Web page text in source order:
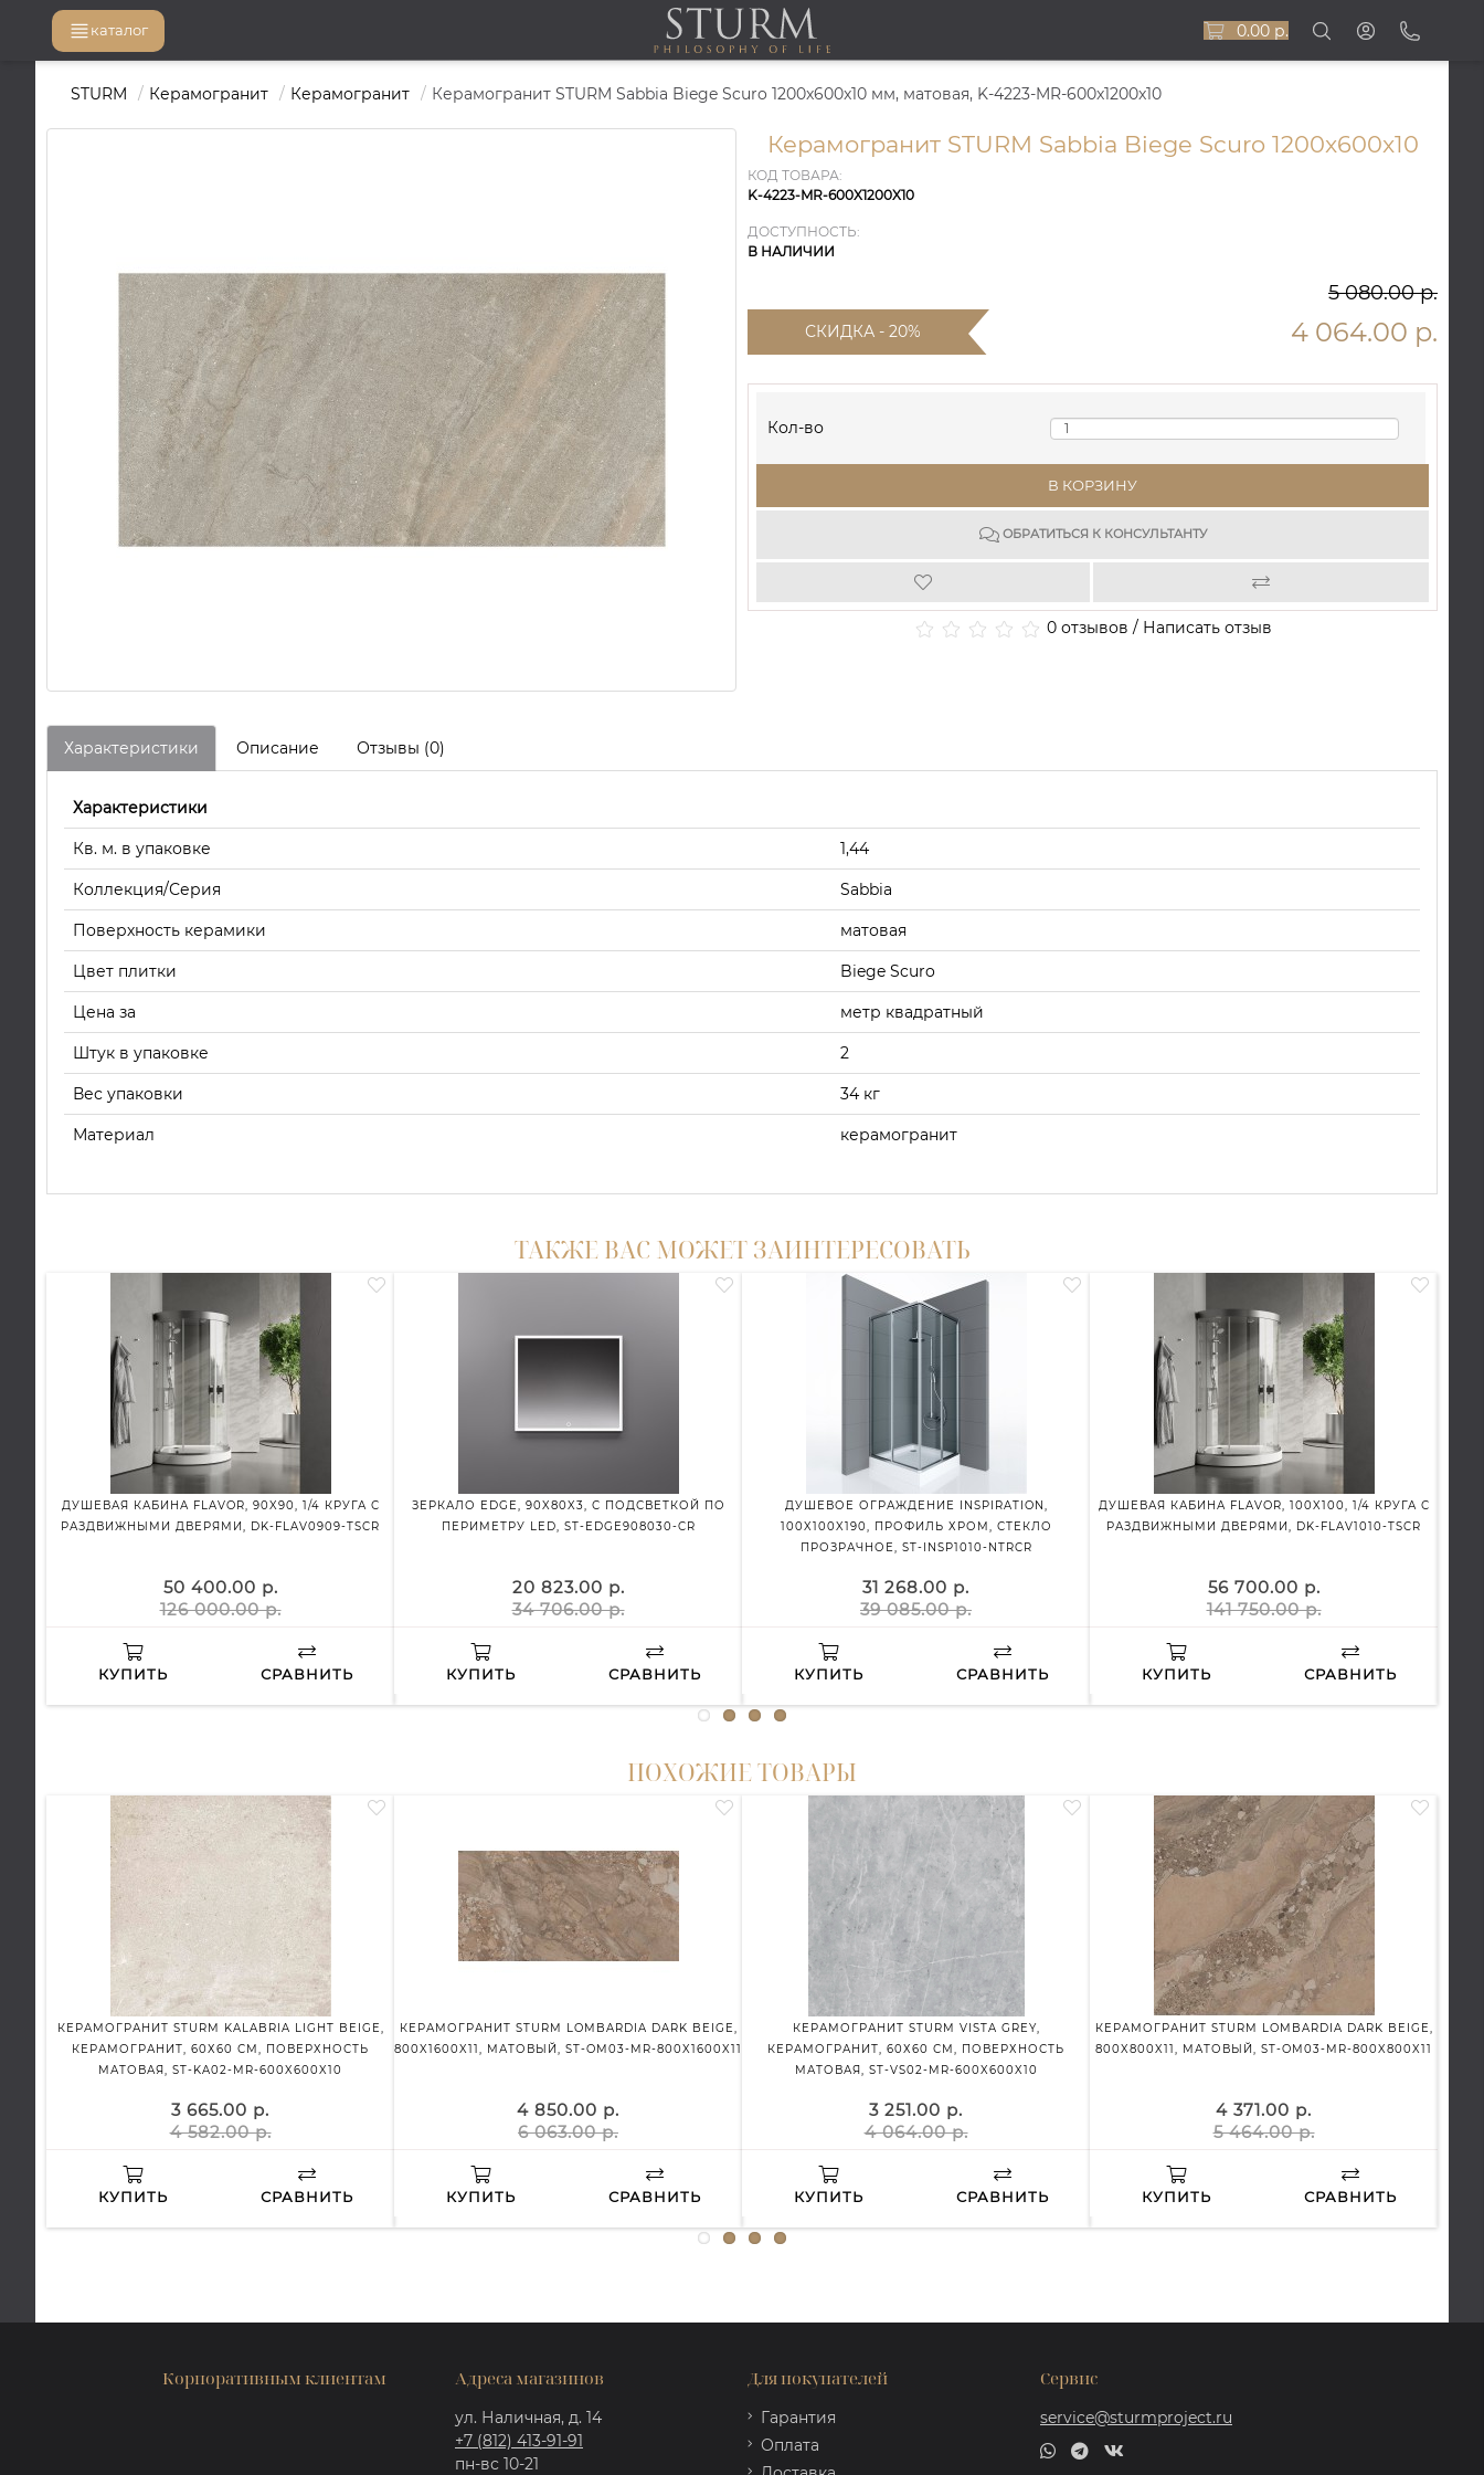
каталог 0.00 р.
STURM Керамогранит Керамогранит Керамогранит STURM Sabbia Biege Scuro 1200x600x10 мм, матовая, K-4223-MR-600x1200x10
Керамогранит STURM Sabbia Biege Scuro 1200x600x10
КОД ТОВАРА:
K-4223-MR-600X1200X10
ДОСТУПНОСТЬ:
В НАЛИЧИИ
5 080.00 р.
СКИДКА - 20% 4 064.00 р.
Кол-во
В КОРЗИНУ
ОБРАТИТЬСЯ К КОНСУЛЬТАНТУ
0 отзывов / Написать отзыв
Характеристики Описание Отзывы (0)
Характеристики
Кв. м. в упаковке 1,44
Коллекция/Серия Sabbia
Поверхность керамики матовая
Цвет плитки Biege Scuro
Цена за метр квадратный
Штук в упаковке 2
Вес упаковки 34 кг
Материал керамогранит
ТАКЖЕ ВАС МОЖЕТ ЗАИНТЕРЕСОВАТЬ
ДУШЕВАЯ КАБИНА FLAVOR, 90X90, 1/4 КРУГА С
РАЗДВИЖНЫМИ ДВЕРЯМИ, DK-FLAV0909-TSCR
50 400.00 р.
126 000.00 р.
КУПИТЬ СРАВНИТЬ
ЗЕРКАЛО EDGE, 90X80X3, С ПОДСВЕТКОЙ ПО
ПЕРИМЕТРУ LED, ST-EDGE908030-CR
20 823.00 р.
34 706.00 р.
КУПИТЬ СРАВНИТЬ
ДУШЕВОЕ ОГРАЖДЕНИЕ INSPIRATION,
100X100X190, ПРОФИЛЬ ХРОМ, СТЕКЛО
ПРОЗРАЧНОЕ, ST-INSP1010-NTRCR
31 268.00 р.
39 085.00 р.
КУПИТЬ СРАВНИТЬ
ДУШЕВАЯ КАБИНА FLAVOR, 100X100, 1/4 КРУГА С
РАЗДВИЖНЫМИ ДВЕРЯМИ, DK-FLAV1010-TSCR
56 700.00 р.
141 750.00 р.
КУПИТЬ СРАВНИТЬ
ПОХОЖИЕ ТОВАРЫ
КЕРАМОГРАНИТ STURM KALABRIA LIGHT BEIGE,
КЕРАМОГРАНИТ, 60Х60 СМ, ПОВЕРХНОСТЬ
МАТОВАЯ, ST-KA02-MR-600X600X10
3 665.00 р.
4 582.00 р.
КУПИТЬ СРАВНИТЬ
КЕРАМОГРАНИТ STURM LOMBARDIA DARK BEIGE,
800X1600X11, МАТОВЫЙ, ST-OM03-MR-800X1600X11
4 850.00 р.
6 063.00 р.
КУПИТЬ СРАВНИТЬ
КЕРАМОГРАНИТ STURM VISTA GREY,
КЕРАМОГРАНИТ, 60Х60 СМ, ПОВЕРХНОСТЬ
МАТОВАЯ, ST-VS02-MR-600X600X10
3 251.00 р.
4 064.00 р.
КУПИТЬ СРАВНИТЬ
КЕРАМОГРАНИТ STURM LOMBARDIA DARK BEIGE,
800X800X11, МАТОВЫЙ, ST-OM03-MR-800X800X11
4 371.00 р.
5 464.00 р.
КУПИТЬ СРАВНИТЬ
Корпоративным клиентам Адреса магазинов
ул. Наличная, д. 14
+7 (812) 413-91-91
пн-вс 10-21
Для покупателей
Гарантия
Оплата
Сервис
service@sturmproject.ru